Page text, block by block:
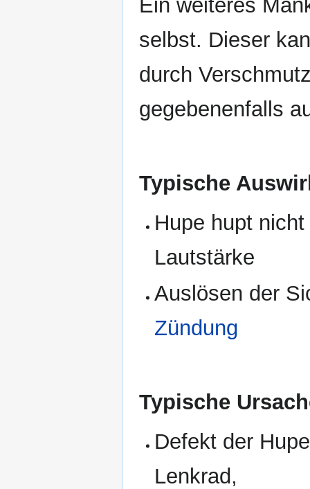
Ein weiteres
selbst. Dieser
durch
gegebenenfalls
Typische
Hupe hupt
Lautstärke
Auslösen der
Zündung
Typische
Defekt der
Lenkrad,